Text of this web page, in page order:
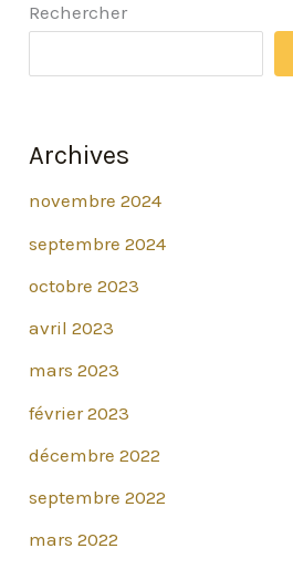
h
h
e
r
u
i
c
l
Rechercher
Archives
novembre 2024
septembre 2024
octobre 2023
avril 2023
mars 2023
février 2023
décembre 2022
septembre 2022
mars 2022